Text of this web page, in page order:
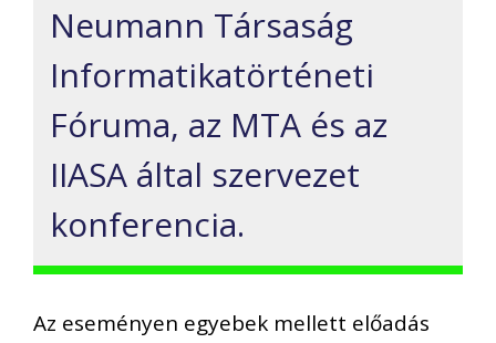
Neumann Társaság
Informatikatörténeti
Fóruma, az MTA és az
IIASA által szervezet
konferencia.
Az eseményen egyebek mellett előadás